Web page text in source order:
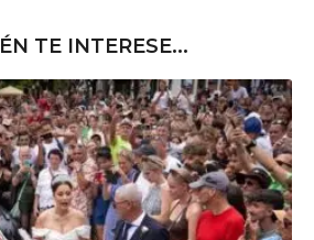
TE INTERESE...